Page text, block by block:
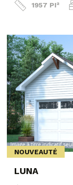
1957 PI²
NOUVEAUTÉ
LUNA